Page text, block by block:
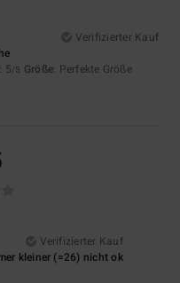
Verifizierter Kauf
: 5/5 Größe: Perfekte Größe
Verifizierter Kauf
kleiner (=26) nicht ok